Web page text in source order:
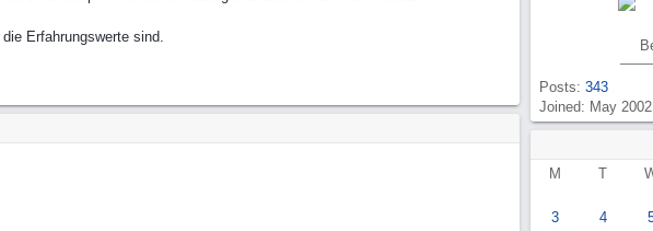
Erfahrungswerte sind.
Posts: 343
Joined: May 2002
M T
3 4